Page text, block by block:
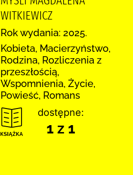
WITKIEWICZ
Rok wydania: 2025.
Kobieta, Macierzyństwo,
Rodzina, Rozliczenia z
przeszłością,
Wspomnienia, Życie,
Powieść, Romans
dostępne:
1 z 1